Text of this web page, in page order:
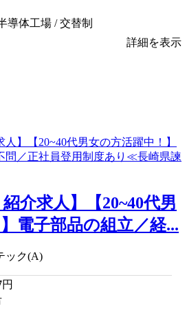
導体工場 / 交替制
詳細を表示
介求人】【20~40代男
電子部品の組立／経...
ック(A)
円